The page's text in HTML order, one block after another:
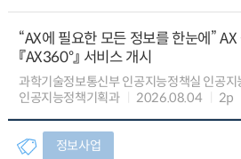
“AX에 필요한 모든 정보를 한눈에”
『AX360°』 서비스 개시
과학기술정보통신부 인공지능정책실 인공
인공지능정책기획과
2026.08.04 2p
정보사업